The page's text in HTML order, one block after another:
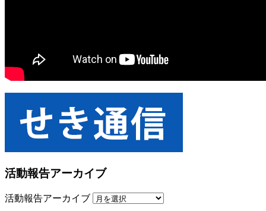
活動報告アーカイブ
活動報告アーカイブ